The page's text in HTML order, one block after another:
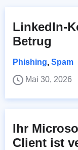
LinkedIn-
Betrug
Phishing, Spam
Mai 30, 2026
Ihr
Client ist